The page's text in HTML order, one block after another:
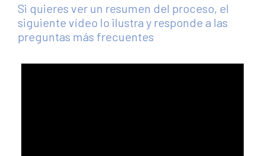
Si quieres ver un resumen del proceso, el
siguiente vídeo lo ilustra y responde a las
preguntas más frecuentes